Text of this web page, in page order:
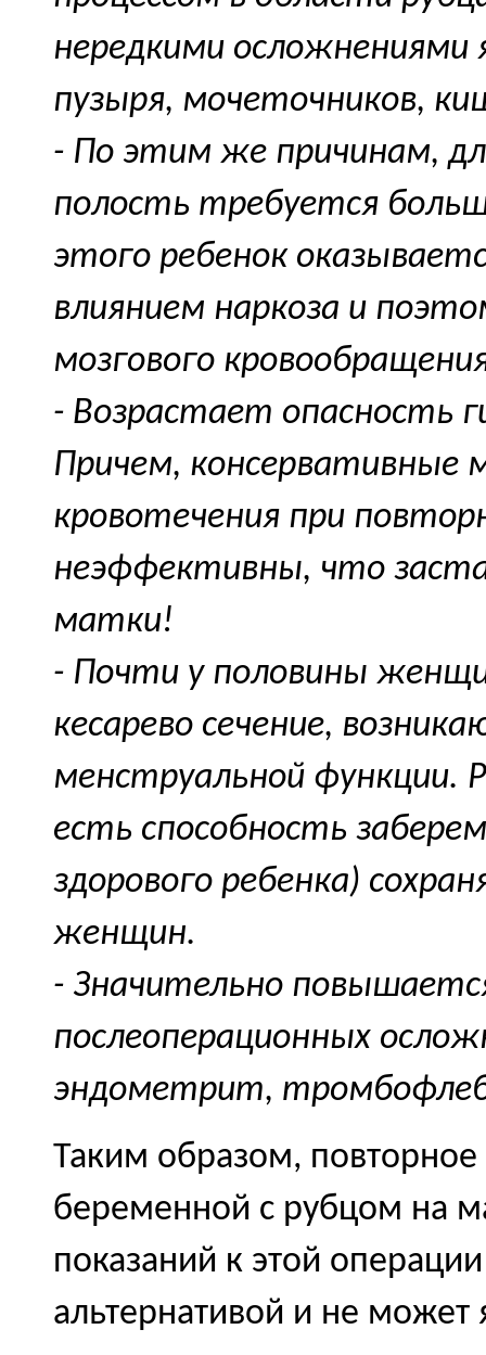
нередкими осложнениями
пузыря, мочеточников,
- По этим же причинам,
полость требуется
этого ребенок
влиянием наркоза и
мозгового
- Возрастает опасность
Причем, консервативные
кровотечения при
неэффективны, что
матки!
- Почти у половины
кесарево сечение,
менструальной функции.
есть способность
здорового ребенка)
женщин.
- Значительно
послеоперационных
эндометрит,
Таким образом, повторное
беременной с рубцом на
показаний к этой
альтернативой и не